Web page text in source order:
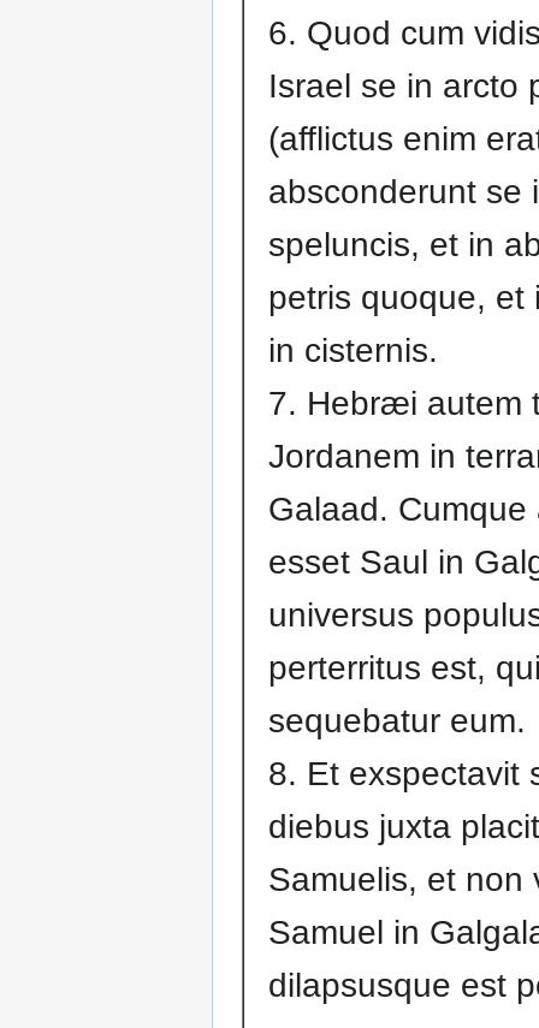
6. Quod cum
Israel se in arcto
(afflictus enim
absconderunt se
speluncis, et in
petris quoque, et
in cisternis.
7. Hebræi autem
Jordanem in
Galaad. Cumque
esset Saul in
universus
perterritus est,
sequebatur eum.
8. Et exspectavit
diebus juxta
Samuelis, et non
Samuel in
dilapsusque est